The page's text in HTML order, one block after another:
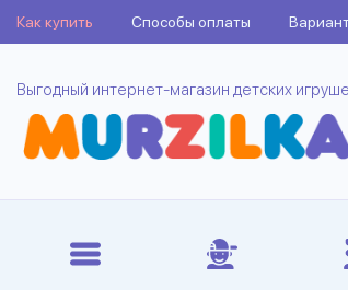
Как купить Способы оплаты
Выгодный интернет-магазин детских